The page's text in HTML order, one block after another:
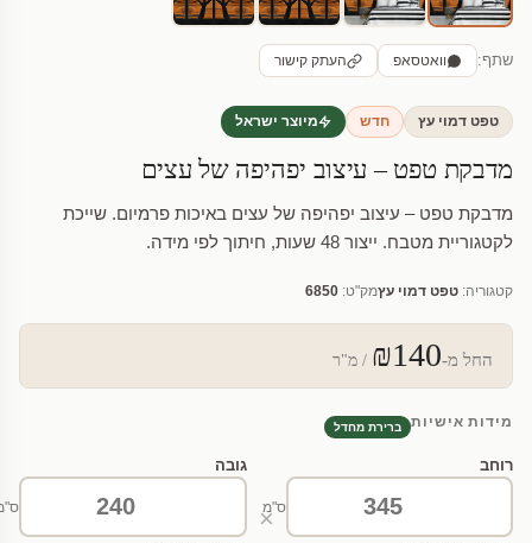
שתף: וואטסאפ העתק קישור
טפט דמוי עץ חדש מיוצר ישראל
מדבקת טפט – עיצוב יפהיפה של עצים
מדבקת טפט – עיצוב יפהיפה של עצים באיכות פרמיום. שייכת
לקטגוריית מטבח. ייצור 48 שעות, חיתוך לפי מידה.
קטגוריה: טפט דמוי עץמק"ט: 6850
החל מ-₪140 / מ"ר
מידות אישיות ברירת מחדל
רוחב
ס"מ
×
גובה